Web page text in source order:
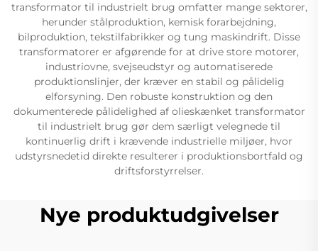
transformator til industrielt brug omfatter mange sektorer,
herunder stålproduktion, kemisk forarbejdning,
bilproduktion, tekstilfabrikker og tung maskindrift. Disse
transformatorer er afgørende for at drive store motorer,
industriovne, svejseudstyr og automatiserede
produktionslinjer, der kræver en stabil og pålidelig
elforsyning. Den robuste konstruktion og den
dokumenterede pålidelighed af olieskænket transformator
til industrielt brug gør dem særligt velegnede til
kontinuerlig drift i krævende industrielle miljøer, hvor
udstyrsnedetid direkte resulterer i produktionsbortfald og
driftsforstyrrelser.
Nye produktudgivelser